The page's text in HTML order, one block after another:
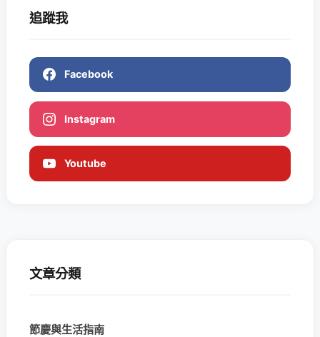
追蹤我
Facebook
Instagram
Youtube
文章分類
節慶與生活指南